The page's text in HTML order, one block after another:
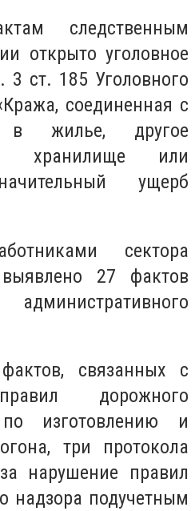
следственным
открыто уголовное
3 ст. 185 Уголовного
соединенная с
в жилье, другое
хранилище или
ущерб
сектора
27 фактов
связанных с
дорожного
изготовлению и
три протокола
нарушение правил
надзора подучетным